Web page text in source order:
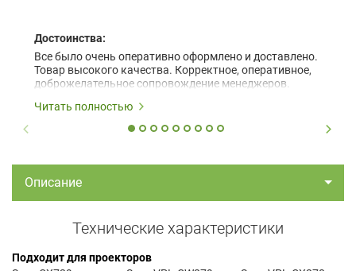
Достоинства:
Все было очень оперативно оформлено и доставлено.
Товар высокого качества. Корректное, оперативное,
доброжелательное сопровождение менеджеров.
Читать полностью
Описание
Технические характеристики
Подходит для проекторов